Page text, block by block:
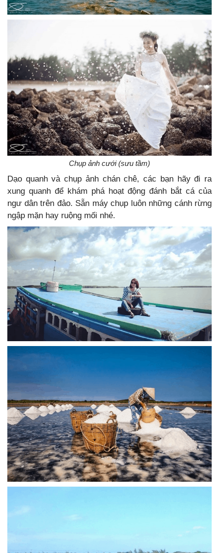
Chụp ảnh cưới (sưu tầm)
Dạo quanh và chụp ảnh chán chê, các bạn hãy đi ra
xung quanh để khám phá hoạt động đánh bắt cá của
ngư dân trên đảo. Sẵn máy chụp luôn những cánh rừng
ngập mặn hay ruộng mối nhé.